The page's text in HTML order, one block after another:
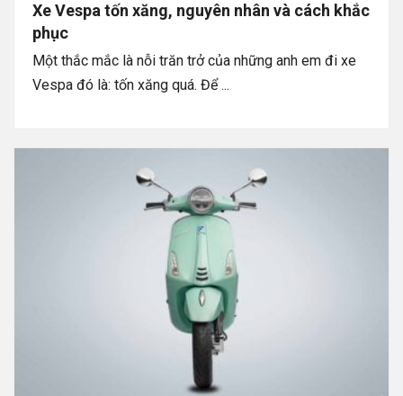
Xe Vespa tốn xăng, nguyên nhân và cách khắc
phục
Một thắc mắc là nỗi trăn trở của những anh em đi xe
Vespa đó là: tốn xăng quá. Để ...